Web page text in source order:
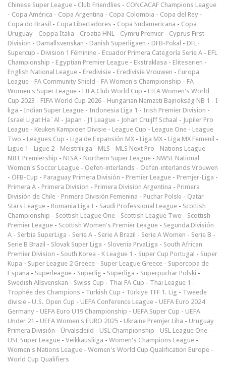
Chinese Super League - Club Friendlies - CONCACAF Champions League
- Copa América - Copa Argentina - Copa Colombia - Copa del Rey -
Copa do Brasil - Copa Libertadores - Copa Sudamericana - Copa
Uruguay - Coppa Italia - Croatia HNL - Cymru Premier - Cyprus First
Division - Damallsvenskan - Danish Superligaen - DFB-Pokal - DFL-
Supercup - Division 1 Féminine - Ecuador Primera Categoría Serie A - EFL
Championship - Egyptian Premier League - Ekstraklasa - Eliteserien -
English National League - Eredivisie - Eredivisie Vrouwen - Europa
League - FA Community Shield - FA Women's Championship - FA
Women's Super League - FIFA Club World Cup - FIFA Women's World
Cup 2023 - FIFA World Cup 2026 - Hungarian Nemzeti Bajnokság NB 1 - I
liga - Indian Super League - Indonesia Liga 1 - Irish Premier Division -
Israel Ligat Ha`Al - Japan - J1 League - Johan Cruijff Schaal - Jupiler Pro
League - Keuken Kampioen Divisie - League Cup - League One - League
Two - Leagues Cup - Liga de Expansión MX - Liga MX - Liga MX Femenil -
Ligue 1 - Ligue 2 - Meistriliiga - MLS - MLS Next Pro - Nations League -
NIFL Premiership - NISA - Northern Super League - NWSL National
Women's Soccer League - Oefen-interlands - Oefen-interlands Vrouwen
- ÖFB-Cup - Paraguay Primera División - Premier League - Premjer-Liga -
Primera A - Primera Division - Primera Division Argentina - Primera
División de Chile - Primera División Femenina - Puchar Polski - Qatar
Stars League - Romania Liga I - Saudi Professional League - Scottish
Championship - Scottish League One - Scottish League Two - Scottish
Premier League - Scottish Women's Premier League - Segunda División
A - Serbia SuperLiga - Serie A - Serie A Brazil - Serie A Women - Serie B -
Serie B Brazil - Slovak Super Liga - Slovenia PrvaLiga - South African
Premier Division - South Korea - K League 1 - Super Cup Portugal - Süper
Kupa - Super League 2 Greece - Super League Greece - Supercopa de
Espana - Superleague - Superlig - Superliga - Superpuchar Polski -
Swedish Allsvenskan - Swiss Cup - Thai FA Cup - Thai League 1 -
Trophée des Champions - Turkish Cup - Türkiye TFF 1. Lig - Tweede
divisie - U.S. Open Cup - UEFA Conference League - UEFA Euro 2024
Germany - UEFA Euro U19 Championship - UEFA Super Cup - UEFA
Under 21 - UEFA Women's EURO 2025 - Ukraine Premjer Liha - Uruguay
Primera División - Úrvalsdeild - USL Championship - USL League One -
USL Super League - Veikkausliiga - Women's Champions League -
Women's Nations League - Women's World Cup Qualification Europe -
World Cup Qualifiers